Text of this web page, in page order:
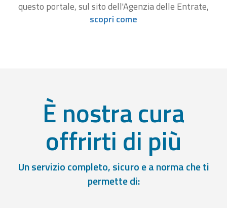
questo portale, sul sito dell'Agenzia delle Entrate,
scopri come
È nostra cura
offrirti di più
Un servizio completo, sicuro e a norma che ti
permette di: